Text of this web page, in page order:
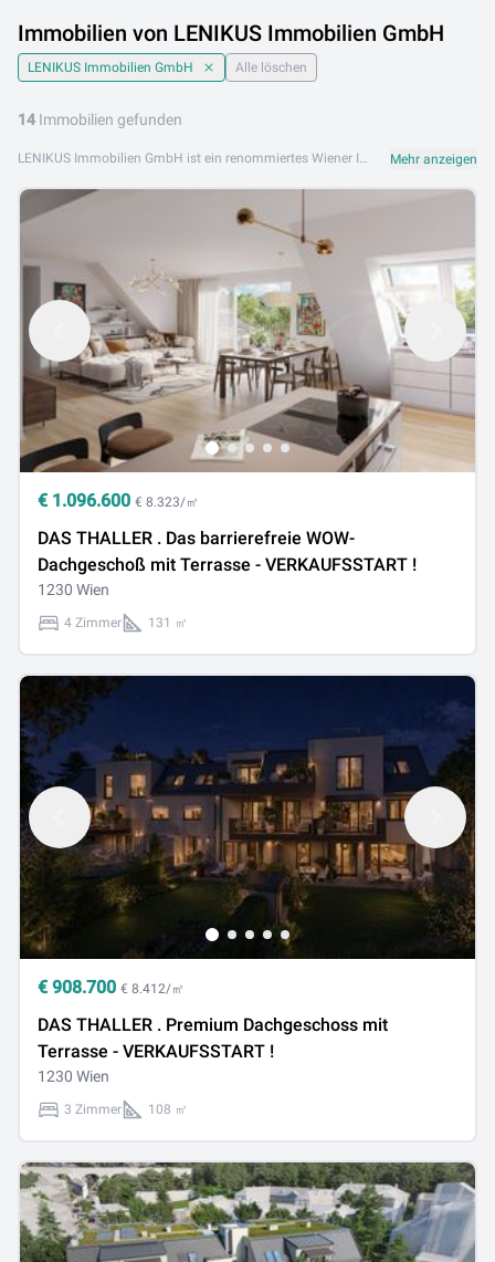
Immobilien von LENIKUS Immobilien GmbH
LENIKUS Immobilien GmbH Alle löschen
14 Immobilien gefunden
LENIKUS Immobilien GmbH ist ein renommiertes Wiener Immobilienunternehmen mit Sitz in der Innenstadt. Das Unternehmen betreut Kunden bei Kauf, Verkauf und Vermietung hochwertiger Wohn- und Anlageimmobilien in Wien mit höchster Professionalität und Diskretion. Das Leistungsangebot von LENIKUS Immobilien GmbH umfasst Eigentumswohnungen, Altbauwohnungen, Zinshäuser, Penthousewohnungen sowie exklusive Anlageimmobilien in Wien. Das Team verbindet Marktkenntnis mit persönlichem Service auf Premium-Niveau. LENIKUS Immobilien GmbH ist an folgenden Standorten aktiv: 1010 Wien. Jetzt alle Immobilienangebote von LENIKUS Immobilien GmbH auf Lib.at entdecken und Ihre Wunschimmobilie in Wien finden. Mehr anzeigen
€ 1.096.600 € 8.323/㎡
DAS THALLER . Das barrierefreie WOW-
Dachgeschoß mit Terrasse - VERKAUFSSTART !
1230 Wien
4 Zimmer 131 ㎡
€ 908.700 € 8.412/㎡
DAS THALLER . Premium Dachgeschoss mit
Terrasse - VERKAUFSSTART !
1230 Wien
3 Zimmer 108 ㎡